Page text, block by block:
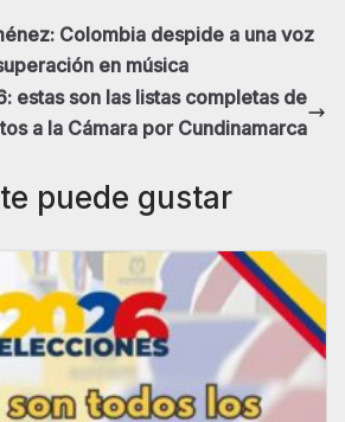
Colombia despide a una voz
en música
estas son las listas completas de
a la Cámara por Cundinamarca
puede gustar